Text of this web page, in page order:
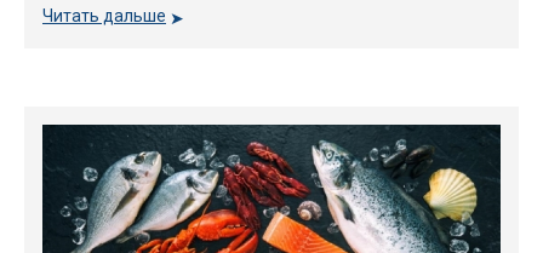
Читать дальше